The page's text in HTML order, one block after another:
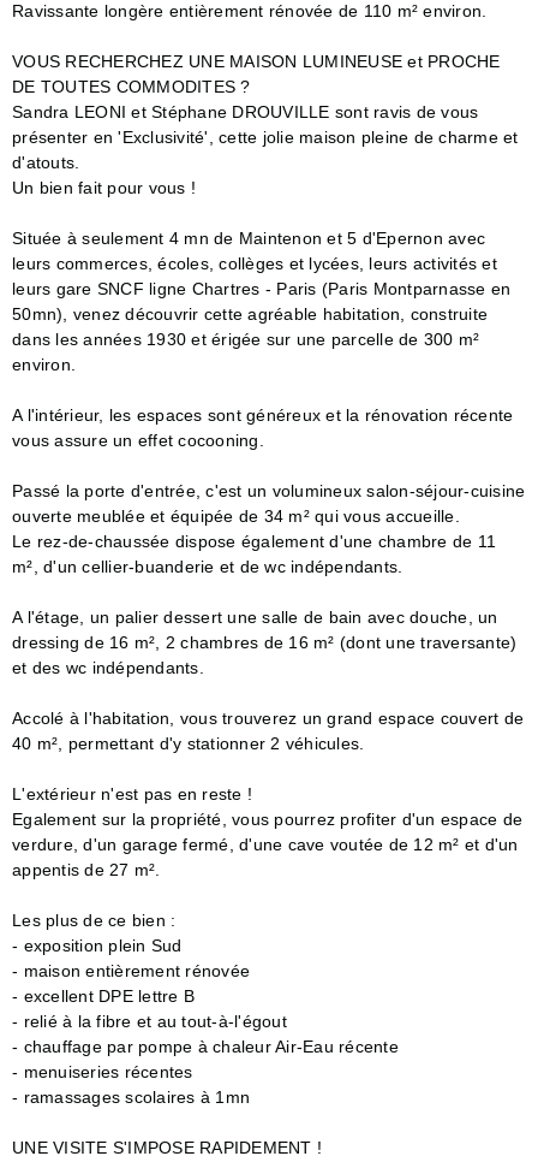
Ravissante longère entièrement rénovée de 110 m² environ.
VOUS RECHERCHEZ UNE MAISON LUMINEUSE et PROCHE
DE TOUTES COMMODITES ?
Sandra LEONI et Stéphane DROUVILLE sont ravis de vous
présenter en 'Exclusivité', cette jolie maison pleine de charme et
d'atouts.
Un bien fait pour vous !
Située à seulement 4 mn de Maintenon et 5 d'Epernon avec
leurs commerces, écoles, collèges et lycées, leurs activités et
leurs gare SNCF ligne Chartres - Paris (Paris Montparnasse en
50mn), venez découvrir cette agréable habitation, construite
dans les années 1930 et érigée sur une parcelle de 300 m²
environ.
A l'intérieur, les espaces sont généreux et la rénovation récente
vous assure un effet cocooning.
Passé la porte d'entrée, c'est un volumineux salon-séjour-cuisine
ouverte meublée et équipée de 34 m² qui vous accueille.
Le rez-de-chaussée dispose également d'une chambre de 11
m², d'un cellier-buanderie et de wc indépendants.
A l'étage, un palier dessert une salle de bain avec douche, un
dressing de 16 m², 2 chambres de 16 m² (dont une traversante)
et des wc indépendants.
Accolé à l'habitation, vous trouverez un grand espace couvert de
40 m², permettant d'y stationner 2 véhicules.
L'extérieur n'est pas en reste !
Egalement sur la propriété, vous pourrez profiter d'un espace de
verdure, d'un garage fermé, d'une cave voutée de 12 m² et d'un
appentis de 27 m².
Les plus de ce bien :
- exposition plein Sud
- maison entièrement rénovée
- excellent DPE lettre B
- relié à la fibre et au tout-à-l'égout
- chauffage par pompe à chaleur Air-Eau récente
- menuiseries récentes
- ramassages scolaires à 1mn
UNE VISITE S'IMPOSE RAPIDEMENT !